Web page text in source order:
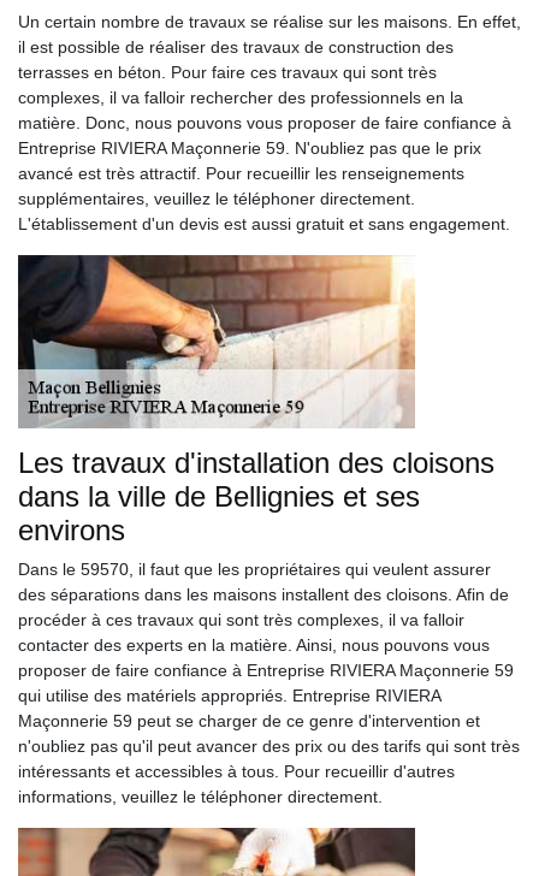
Un certain nombre de travaux se réalise sur les maisons. En effet,
il est possible de réaliser des travaux de construction des
terrasses en béton. Pour faire ces travaux qui sont très
complexes, il va falloir rechercher des professionnels en la
matière. Donc, nous pouvons vous proposer de faire confiance à
Entreprise RIVIERA Maçonnerie 59. N'oubliez pas que le prix
avancé est très attractif. Pour recueillir les renseignements
supplémentaires, veuillez le téléphoner directement.
L'établissement d'un devis est aussi gratuit et sans engagement.
Les travaux d'installation des cloisons
dans la ville de Bellignies et ses
environs
Dans le 59570, il faut que les propriétaires qui veulent assurer
des séparations dans les maisons installent des cloisons. Afin de
procéder à ces travaux qui sont très complexes, il va falloir
contacter des experts en la matière. Ainsi, nous pouvons vous
proposer de faire confiance à Entreprise RIVIERA Maçonnerie 59
qui utilise des matériels appropriés. Entreprise RIVIERA
Maçonnerie 59 peut se charger de ce genre d'intervention et
n'oubliez pas qu'il peut avancer des prix ou des tarifs qui sont très
intéressants et accessibles à tous. Pour recueillir d'autres
informations, veuillez le téléphoner directement.